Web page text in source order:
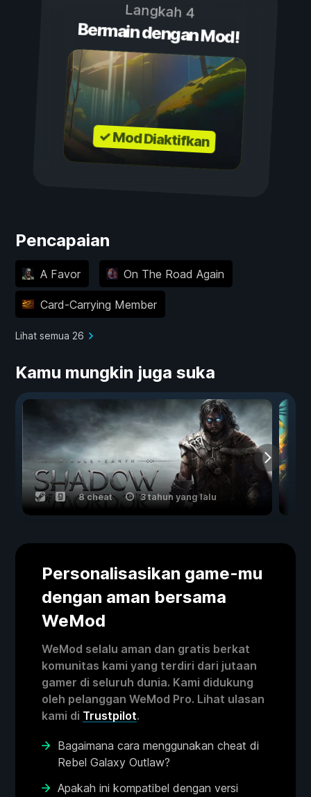
Langkah 4
Bermain dengan Mod!
✓ Mod Diaktifkan
Pencapaian
A Favor On The Road Again
Card-Carrying Member
Lihat semua 26
Kamu mungkin juga suka
8 cheat 3 tahun yang lalu
Personalisasikan game-mu
dengan aman bersama
WeMod
WeMod selalu aman dan gratis berkat
komunitas kami yang terdiri dari jutaan
gamer di seluruh dunia. Kami didukung
oleh pelanggan WeMod Pro. Lihat ulasan
kami di Trustpilot.
Bagaimana cara menggunakan cheat di
Rebel Galaxy Outlaw?
Apakah ini kompatibel dengan versi